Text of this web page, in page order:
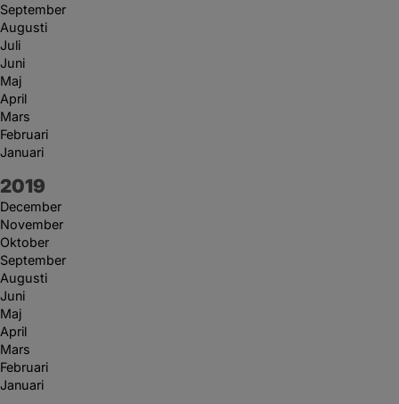
September
Augusti
Juli
Juni
Maj
April
Mars
Februari
Januari
År:
2019
December
November
Oktober
September
Augusti
Juni
Maj
April
Mars
Februari
Januari